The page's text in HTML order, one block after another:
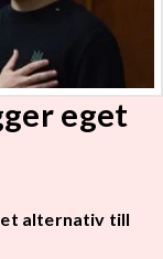
eget
alternativ till